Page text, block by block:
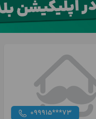
099915***73